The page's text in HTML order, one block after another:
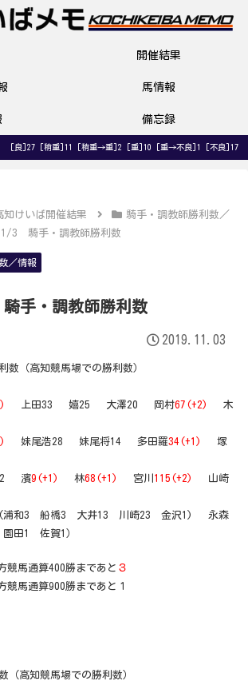
開催結果
馬情報
備忘録
) [良]27 [稍重]11 [稍重→重]2 [重]10 [重→不良]1 [不良]17
知けいば開催結果
騎手・調教師勝利数／
3 騎手・調教師勝利数
／情報
手・調教師勝利数
2019.11.03
数（高知競馬場での勝利数）
上田33 嬉25 大澤20 岡村67(+2)
木
妹尾浩28 妹尾将14 多田羅34(+1)
塚
濱9(+1) 林68(+1) 宮川 115(+2)
山崎
浦和3 船橋3 大井13 川崎23 金沢1) 永森
田1 佐賀1）
馬通算400勝まであと ３
馬通算900勝まであと１
（高知競馬場での勝利数）